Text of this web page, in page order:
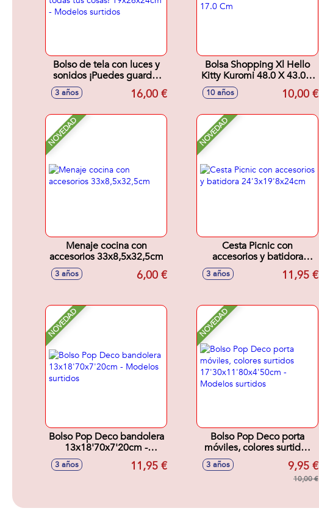
Bolso de tela con luces y
sonidos ¡Puedes guardar
todas tus cosas!
19x26x24cm - Modelos
3 años 16,00 €
Bolsa Shopping Xl Hello
Kitty Kuromi 48.0 X 43.0 X
10 años 10,00 €
NOVEDAD
Menaje cocina con
accesorios 33x8,5x32,5cm
3 años 6,00 €
NOVEDAD
Cesta Picnic con
accesorios y batidora
24'3x19'8x24cm
3 años 11,95 €
NOVEDAD
Bolso Pop Deco bandolera
13x18'70x7'20cm -
Modelos surtidos
3 años 11,95 €
NOVEDAD
Bolso Pop Deco porta
móviles, colores surtidos
17'30x11'80x4'50cm -
Modelos surtidos
3 años 9,95 €
10,00 €